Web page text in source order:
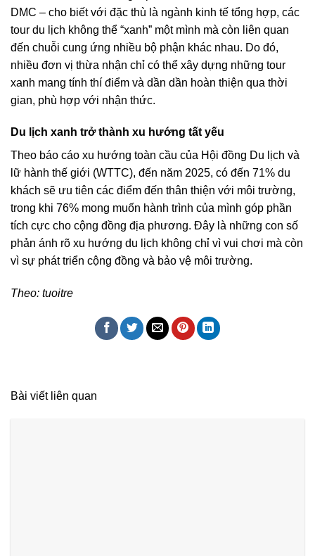
DMC – cho biết với đặc thù là ngành kinh tế tổng hợp, các
tour du lịch không thể “xanh” một mình mà còn liên quan
đến chuỗi cung ứng nhiều bộ phận khác nhau. Do đó,
nhiều đơn vị thừa nhận chỉ có thể xây dựng những tour
xanh mang tính thí điểm và dần dần hoàn thiện qua thời
gian, phù hợp với nhận thức.
Du lịch xanh trở thành xu hướng tất yếu
Theo báo cáo xu hướng toàn cầu của Hội đồng Du lịch và
lữ hành thế giới (WTTC), đến năm 2025, có đến 71% du
khách sẽ ưu tiên các điểm đến thân thiện với môi trường,
trong khi 76% mong muốn hành trình của mình góp phần
tích cực cho cộng đồng địa phương. Đây là những con số
phản ánh rõ xu hướng du lịch không chỉ vì vui chơi mà còn
vì sự phát triển cộng đồng và bảo vệ môi trường.
Theo: tuoitre
Bài viết liên quan